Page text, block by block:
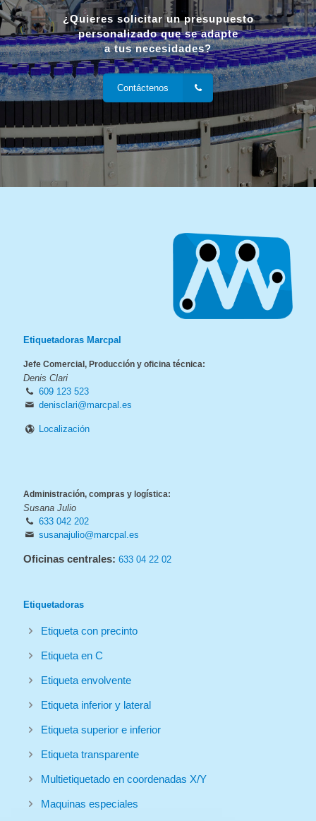
¿Quieres solicitar un presupuesto
personalizado que se adapte
a tus necesidades?
Contáctenos
Etiquetadoras Marcpal
Jefe Comercial, Producción y oficina técnica:
Denis Clari
609 123 523
denisclari@marcpal.es
Localización
Administración, compras y logística:
Susana Julio
633 042 202
susanajulio@marcpal.es
Oficinas centrales: 633 04 22 02
Etiquetadoras
Etiqueta con precinto
Etiqueta en C
Etiqueta envolvente
Etiqueta inferior y lateral
Etiqueta superior e inferior
Etiqueta transparente
Multietiquetado en coordenadas X/Y
Maquinas especiales